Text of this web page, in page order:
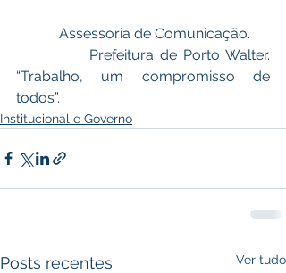
            Assessoria de Comunicação.
“Trabalho, um compromisso de
todos”.
Institucional e Governo
Posts recentes Ver tudo